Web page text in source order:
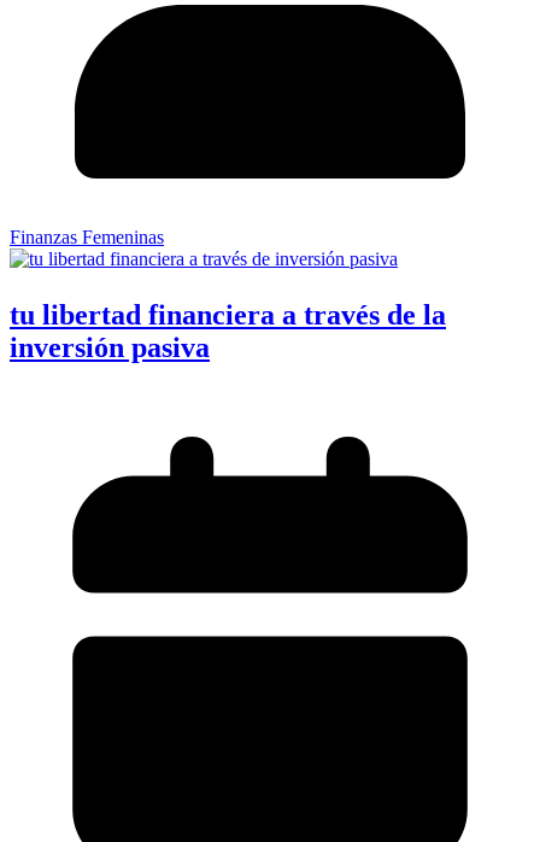
Finanzas Femeninas
tu libertad financiera a través de la
inversión pasiva